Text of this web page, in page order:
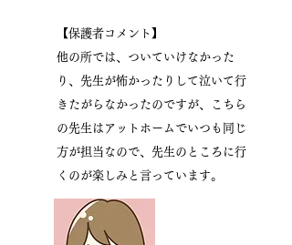
【保護者コメント】
他の所では、ついていけなかった
り、先生が怖かったりして泣いて行
きたがらなかったのですが、こちら
の先生はアットホームでいつも同じ
方が担当なので、先生のところに行
くのが楽しみと言っています。